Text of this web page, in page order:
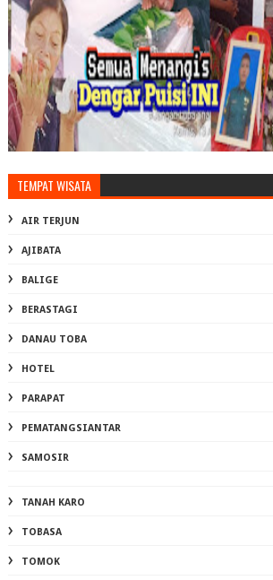
TEMPAT WISATA
AIR TERJUN
AJIBATA
BALIGE
BERASTAGI
DANAU TOBA
HOTEL
PARAPAT
PEMATANGSIANTAR
SAMOSIR
TANAH KARO
TOBASA
TOMOK